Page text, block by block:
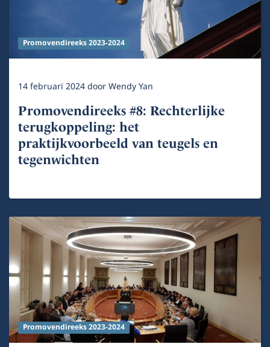
Promovendireeks 2023-2024
14 februari 2024doorWendy Yan
Promovendireeks #8: Rechterlijke
terugkoppeling: het
praktijkvoorbeeld van teugels en
tegenwichten
Promovendireeks 2023-2024